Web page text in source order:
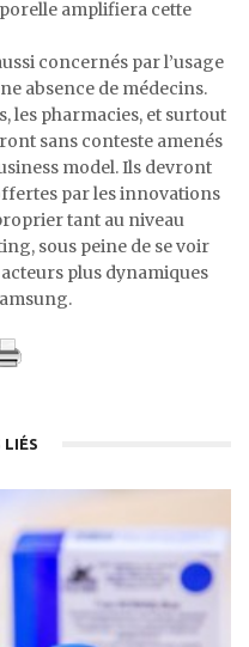
amplifiera cette
concernés par l’usage
absence de médecins.
les pharmacies, et surtout
sans conteste amenés
model. Ils devront
par les innovations
tant au niveau
sous peine de se voir
plus dynamiques
LIÉS